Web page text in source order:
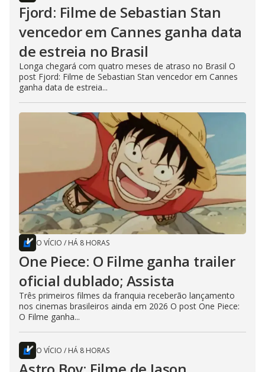
Fjord: Filme de Sebastian Stan
vencedor em Cannes ganha data
de estreia no Brasil
Longa chegará com quatro meses de atraso no Brasil O
post Fjord: Filme de Sebastian Stan vencedor em Cannes
ganha data de estreia...
O VÍCIO / HÁ 8 HORAS
One Piece: O Filme ganha trailer
oficial dublado; Assista
Três primeiros filmes da franquia receberão lançamento
nos cinemas brasileiros ainda em 2026 O post One Piece:
O Filme ganha...
O VÍCIO / HÁ 8 HORAS